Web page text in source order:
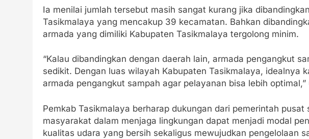
Ia menilai jumlah tersebut masih sangat kurang jika
Tasikmalaya yang mencakup 39 kecamatan. Bahkan
armada yang dimiliki Kabupaten Tasikmalaya tergolong minim.
“Kalau dibandingkan dengan daerah lain, armada pengangkut
sedikit. Dengan luas wilayah Kabupaten Tasikmalaya, idealnya
armada pengangkut sampah agar pelayanan bisa lebih optimal,”
Pemkab Tasikmalaya berharap dukungan dari pemerintah
masyarakat dalam menjaga lingkungan dapat menjadi modal
kualitas udara yang bersih sekaligus mewujudkan pengelolaan